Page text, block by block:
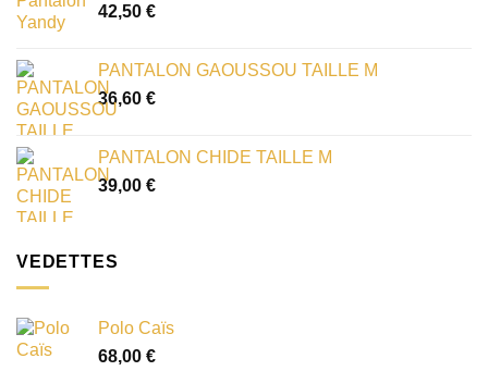
42,50 €
PANTALON GAOUSSOU TAILLE M
36,60 €
PANTALON CHIDE TAILLE M
39,00 €
VEDETTES
Polo Caïs
68,00 €